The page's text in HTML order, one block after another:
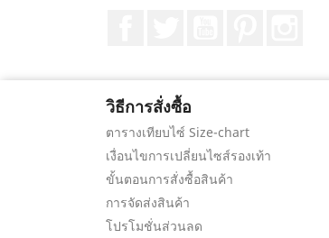
วิธีการสั่งซื้อ
ตารางเทียบไซ์ Size-chart
เงื่อนไขการเปลี่ยนไซส์รองเท้า
ขั้นตอนการสั่งซื้อสินค้า
การจัดส่งสินค้า
โปรโมชั่นส่วนลด